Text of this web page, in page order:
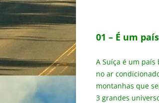
01 – É um
A Suíça é um
no ar
montanhas que
3 grandes